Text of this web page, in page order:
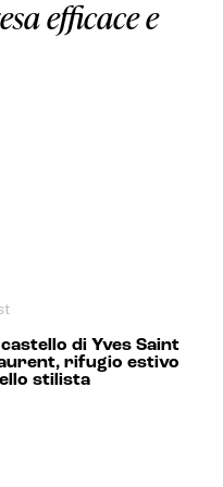
efficace e
castello di Yves Saint
rifugio estivo
stilista